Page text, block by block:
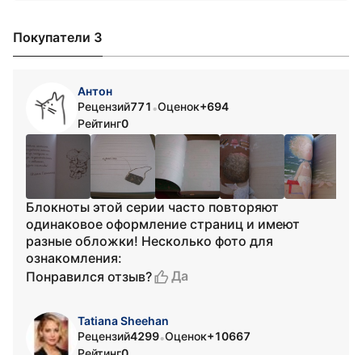
Покупатели 3
Антон
Рецензий771 •Оценок+694
Рейтинг0
Блокноты этой серии часто повторяют
одинаковое оформление страниц и имеют
разные обложки! Несколько фото для
ознакомления:
Понравился отзыв?
Да
Tatiana Sheehan
Рецензий4299•Оценок+10667